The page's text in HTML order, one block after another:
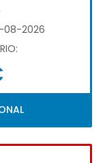
08-2026